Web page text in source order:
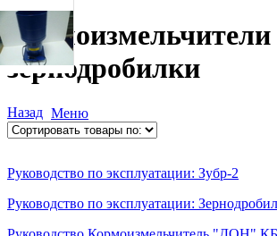
зернодробилки
Назад Меню
Руководство по эксплуатации: Зубр-2
Руководство по эксплуатации: